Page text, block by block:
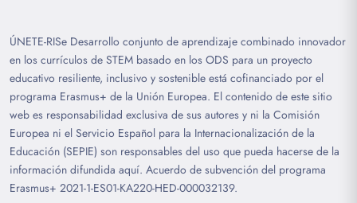
ÚNETE-RISe Desarrollo conjunto de aprendizaje combinado innovador
en los currículos de STEM basado en los ODS para un proyecto
educativo resiliente, inclusivo y sostenible está cofinanciado por el
programa Erasmus+ de la Unión Europea. El contenido de este sitio
web es responsabilidad exclusiva de sus autores y ni la Comisión
Europea ni el Servicio Español para la Internacionalización de la
Educación (SEPIE) son responsables del uso que pueda hacerse de la
información difundida aquí. Acuerdo de subvención del programa
Erasmus+ 2021-1-ES01-KA220-HED-000032139.